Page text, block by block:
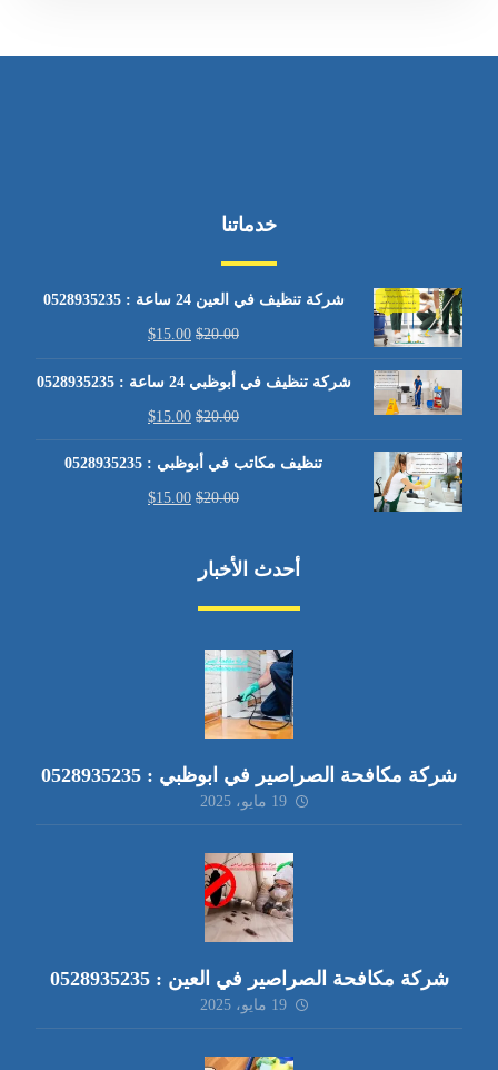
خدماتنا
شركة تنظيف في العين 24 ساعة : 0528935235
$20.00
$15.00
شركة تنظيف في أبوظبي 24 ساعة : 0528935235
$20.00
$15.00
تنظيف مكاتب في أبوظبي : 0528935235
$20.00
$15.00
أحدث الأخبار
شركة مكافحة الصراصير في ابوظبي : 0528935235
19 مايو، 2025
شركة مكافحة الصراصير في العين : 0528935235
19 مايو، 2025